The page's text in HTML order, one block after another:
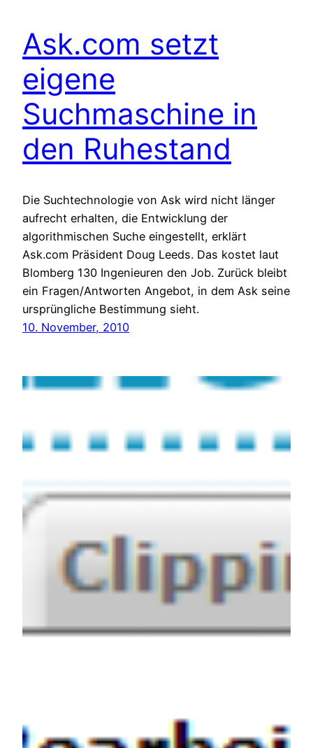
Ask.com setzt
eigene
Suchmaschine in
den Ruhestand
Die Suchtechnologie von Ask wird nicht länger
aufrecht erhalten, die Entwicklung der
algorithmischen Suche eingestellt, erklärt
Ask.com Präsident Doug Leeds. Das kostet laut
Blomberg 130 Ingenieuren den Job. Zurück bleibt
ein Fragen/Antworten Angebot, in dem Ask seine
ursprüngliche Bestimmung sieht.
10. November, 2010